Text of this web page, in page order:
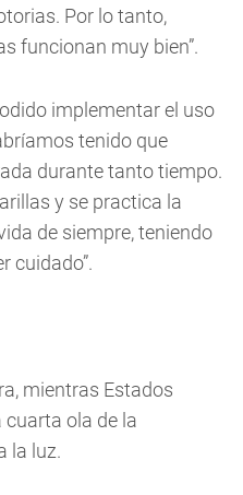
Por lo tanto,
funcionan muy bien”.
implementar el uso
tenido que
durante tanto tiempo.
y se practica la
de siempre, teniendo
cuidado”.
mientras Estados
ola de la
la luz.